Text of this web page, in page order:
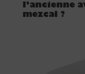
l’ancienne
mezcal ?